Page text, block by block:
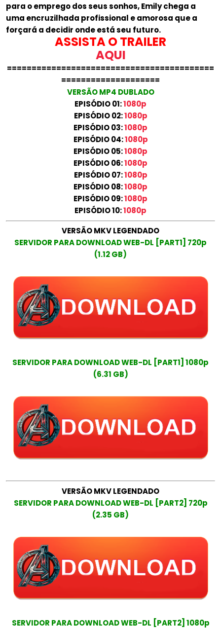
para o emprego dos seus sonhos, Emily chega a
uma encruzilhada profissional e amorosa que a
forçará a decidir onde está seu futuro.
ASSISTA O TRAILER
AQUI
==========================================
====================
VERSÃO MP4 DUBLADO
EPISÓDIO 01:1080p
EPISÓDIO 02:1080p
EPISÓDIO 03:1080p
EPISÓDIO 04:1080p
EPISÓDIO 05:1080p
EPISÓDIO 06:1080p
EPISÓDIO 07:1080p
EPISÓDIO 08:1080p
EPISÓDIO 09:1080p
EPISÓDIO 10:1080p
VERSÃO MKV LEGENDADO
SERVIDOR PARA DOWNLOAD WEB-DL [PART1] 720p
(1.12 GB)
SERVIDOR PARA DOWNLOAD WEB-DL [PART1] 1080p
(6.31 GB)
VERSÃO MKV LEGENDADO
SERVIDOR PARA DOWNLOAD WEB-DL [PART2] 720p
(2.35 GB)
SERVIDOR PARA DOWNLOAD WEB-DL [PART2] 1080p